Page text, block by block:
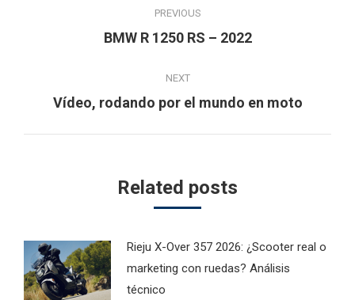
navigation
PREVIOUS
Previous
BMW R 1250 RS – 2022
NEXT
Next
Vídeo, rodando por el mundo en moto
Related posts
Rieju X-Over 357 2026: ¿Scooter real o
marketing con ruedas? Análisis
técnico